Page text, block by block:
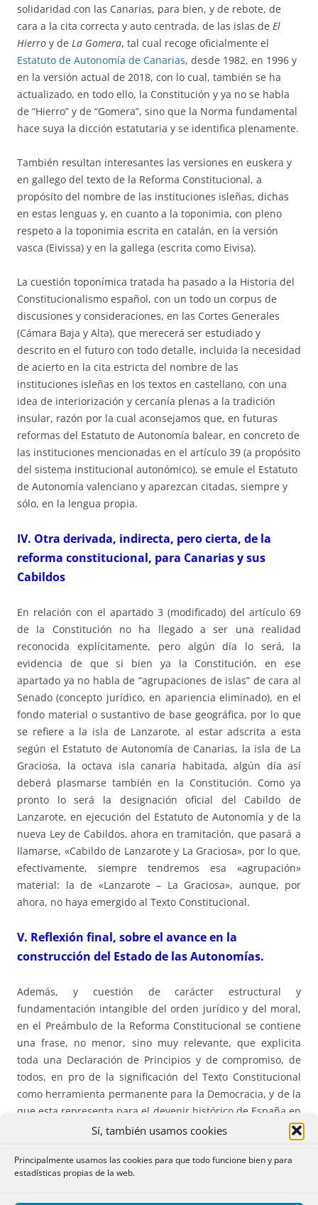
Sí, también usamos cookies
Principalmente usamos las cookies para que todo funcione bien y para
estadísticas propias de la web.
solidaridad con las Canarias, para bien, y de rebote, de
cara a la cita correcta y auto centrada, de las islas de El
Hierro y de La Gomera, tal cual recoge oficialmente el
Estatuto de Autonomía de Canarias, desde 1982, en 1996 y
en la versión actual de 2018, con lo cual, también se ha
actualizado, en todo ello, la Constitución y ya no se habla
de “Hierro” y de “Gomera”, sino que la Norma fundamental
hace suya la dicción estatutaria y se identifica plenamente.
También resultan interesantes las versiones en euskera y
en gallego del texto de la Reforma Constitucional, a
propósito del nombre de las instituciones isleñas, dichas
en estas lenguas y, en cuanto a la toponimia, con pleno
respeto a la toponimia escrita en catalán, en la versión
vasca (Eivissa) y en la gallega (escrita como Eivisa).
La cuestión toponímica tratada ha pasado a la Historia del
Constitucionalismo español, con un todo un corpus de
discusiones y consideraciones, en las Cortes Generales
(Cámara Baja y Alta), que merecerá ser estudiado y
descrito en el futuro con todo detalle, incluida la necesidad
de acierto en la cita estricta del nombre de las
instituciones isleñas en los textos en castellano, con una
idea de interiorización y cercanía plenas a la tradición
insular, razón por la cual aconsejamos que, en futuras
reformas del Estatuto de Autonomía balear, en concreto de
las instituciones mencionadas en el artículo 39 (a propósito
del sistema institucional autonómico), se emule el Estatuto
de Autonomía valenciano y aparezcan citadas, siempre y
sólo, en la lengua propia.
IV. Otra derivada, indirecta, pero cierta, de la
reforma constitucional, para Canarias y sus
Cabildos
En relación con el apartado 3 (modificado) del artículo 69
de la Constitución no ha llegado a ser una realidad
reconocida explícitamente, pero algún día lo será, la
evidencia de que si bien ya la Constitución, en ese
apartado ya no habla de “agrupaciones de islas” de cara al
Senado (concepto jurídico, en apariencia eliminado), en el
fondo material o sustantivo de base geográfica, por lo que
se refiere a la isla de Lanzarote, al estar adscrita a esta
según el Estatuto de Autonomía de Canarias, la isla de La
Graciosa, la octava isla canaria habitada, algún día así
deberá plasmarse también en la Constitución. Como ya
pronto lo será la designación oficial del Cabildo de
Lanzarote, en ejecución del Estatuto de Autonomía y de la
nueva Ley de Cabildos, ahora en tramitación, que pasará a
llamarse, «Cabildo de Lanzarote y La Graciosa», por lo que,
efectivamente, siempre tendremos esa «agrupación»
material: la de «Lanzarote – La Graciosa», aunque, por
ahora, no haya emergido al Texto Constitucional.
V. Reflexión final, sobre el avance en la
construcción del Estado de las Autonomías.
Además, y cuestión de carácter estructural y
fundamentación intangible del orden jurídico y del moral,
en el Preámbulo de la Reforma Constitucional se contiene
una frase, no menor, sino muy relevante, que explicita
toda una Declaración de Principios y de compromiso, de
todos, en pro de la significación del Texto Constitucional
como herramienta permanente para la Democracia, y de la
que esta representa para el devenir histórico de España en
libertad y progreso, cuando dice, textualmente, que “(l)a
restauración de la democracia a los pueblos de España”, lo
que nos liga con la expresión más profunda de